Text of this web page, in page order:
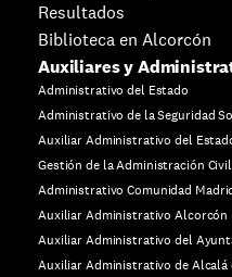
Resultados
Biblioteca en Alcorcón
Auxiliares y
Administrativo del Estado
Administrativo de la Seguridad
Auxiliar Administrativo del
Gestión de la Administración
Administrativo Comunidad
Auxiliar Administrativo Alcorcón
Auxiliar Administrativo del
Auxiliar Administrativo de Alcalá